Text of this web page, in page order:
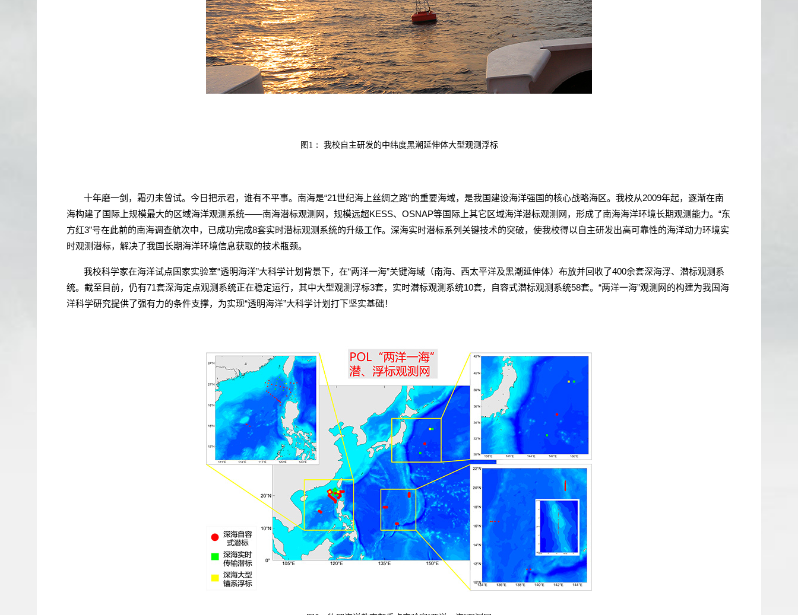
图1： 我校自主研发的中纬度黑潮延伸体大型观测浮标
十年磨一剑，霜刃未曾试。今日把示君，谁有不平事。南海是“21世纪海上丝绸之路”的重要海域，是我国建设海洋强国的核心战略海区。我校从2009年起，逐渐在南
海构建了国际上规模最大的区域海洋观测系统——南海潜标观测网，规模远超KESS、 OSNAP等国际上其它区域海洋潜标观测网，形成了南海海洋环境长期观测能力。“东
方红3”号在此前的南海调查航次中，已成功完成8套实时潜标观测系统的升级工作。深海实时潜标系列关键技术的突破，使我校得以自主研发出高可靠性的海洋动力环境实
时观测潜标，解决了我国长期海洋环境信息获取的技术瓶颈。
我校科学家在海洋试点国家实验室“透明海洋”大科学计划背景下，在“两洋一海”关键海域（南海、西太平洋及黑潮延伸体）布放并回收了400余套深海浮、潜标观测系
统。截至目前，仍有71套深海定点观测系统正在稳定运行，其中大型观测浮标3套，实时潜标观测系统10套，自容式潜标观测系统58套。“两洋一海”观测网的构建为我国海
洋科学研究提供了强有力的条件支撑，为实现“透明海洋”大科学计划打下坚实基础！